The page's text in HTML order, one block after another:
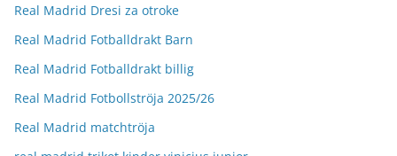
Real Madrid Dresi za otroke
Real Madrid Fotballdrakt Barn
Real Madrid Fotballdrakt billig
Real Madrid Fotbollströja 2025/26
Real Madrid matchtröja